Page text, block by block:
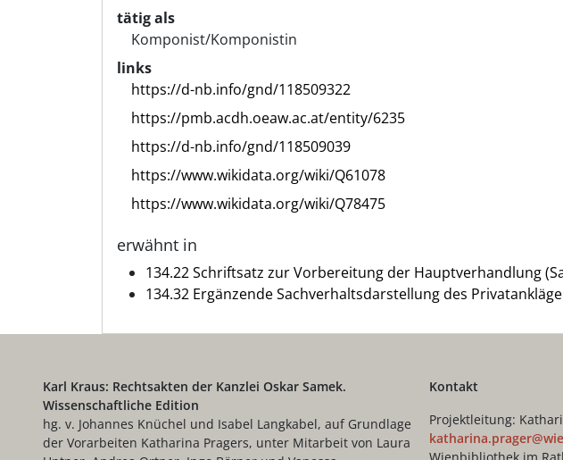
tätig als
Komponist/Komponistin
links
https://d-nb.info/gnd/118509322
https://pmb.acdh.oeaw.ac.at/entity/6235
https://d-nb.info/gnd/118509039
https://www.wikidata.org/wiki/Q61078
https://www.wikidata.org/wiki/Q78475
erwähnt in
134.22 Schriftsatz zur Vorbereitung der Hauptverhandlung
134.32 Ergänzende Sachverhaltsdarstellung des
Karl Kraus: Rechtsakten der Kanzlei Oskar Samek.
Wissenschaftliche Edition
hg. v. Johannes Knüchel und Isabel Langkabel, auf Grundlage
der Vorarbeiten Katharina Pragers, unter Mitarbeit von Laura
Kontakt
Projektleitung: